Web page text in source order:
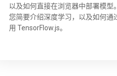
以及如何直接在浏览器中部署模型
您简要介绍深度学习，以及如何通
用 TensorFlow.js。